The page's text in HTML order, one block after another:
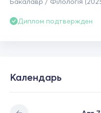
Диплом подтвержден
Календарь